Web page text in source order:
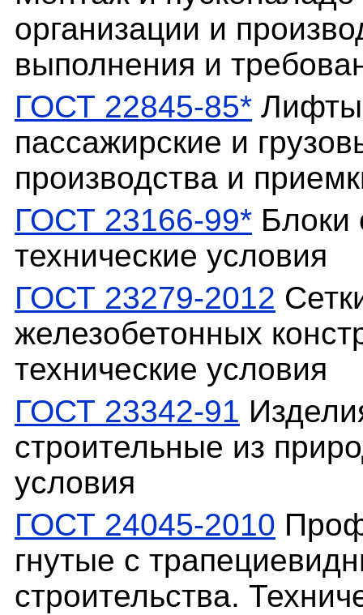
организации и
выполнения и
ГОСТ 22845-85* Лифты
пассажирские и
производства и
ГОСТ 23166-99*
технические условия
ГОСТ 23279-2012
железобетонных
технические условия
ГОСТ 23342-91
строительные из
условия
ГОСТ 24045-2010
гнутые с
строительства.